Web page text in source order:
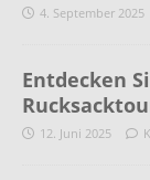
4. September 2025
Entdecken
12. Juni 2025